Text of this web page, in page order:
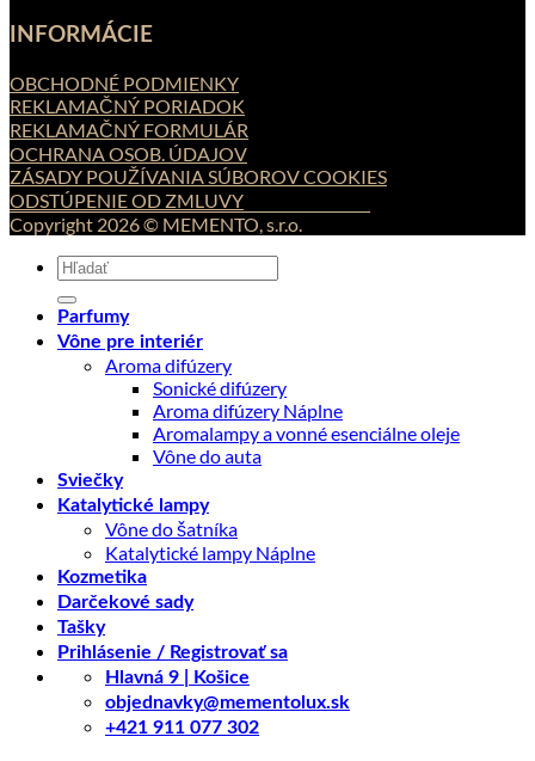
INFORMÁCIE
OBCHODNÉ PODMIENKY
REKLAMAČNÝ PORIADOK
REKLAMAČNÝ FORMULÁR
OCHRANA OSOB. ÚDAJOV
ZÁSADY POUŽÍVANIA SÚBOROV COOKIES
ODSTÚPENIE OD ZMLUVY
Copyright 2026 © MEMENTO, s.r.o.
Hľadať:
Parfumy
Vône pre interiér
Aroma difúzery
Sonické difúzery
Aroma difúzery Náplne
Aromalampy a vonné esenciálne oleje
Vône do auta
Sviečky
Katalytické lampy
Vône do šatníka
Katalytické lampy Náplne
Kozmetika
Darčekové sady
Tašky
Prihlásenie / Registrovať sa
Hlavná 9 | Košice
objednavky@mementolux.sk
+421 911 077 302